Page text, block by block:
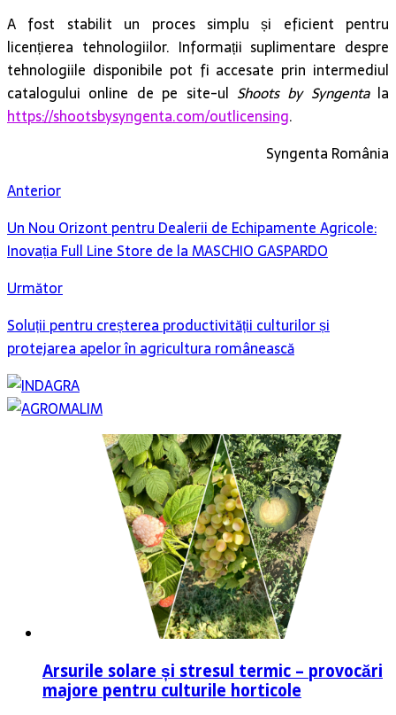
A fost stabilit un proces simplu și eficient pentru
licențierea tehnologiilor. Informații suplimentare despre
tehnologiile disponibile pot fi accesate prin intermediul
catalogului online de pe site-ul Shoots by Syngentala
https://shootsbysyngenta.com/outlicensing.
Syngenta România
Anterior
Un Nou Orizont pentru Dealerii de Echipamente Agricole:
Inovația Full Line Store de la MASCHIO GASPARDO
Următor
Soluții pentru creșterea productivității culturilor și
protejarea apelor în agricultura românească
Arsurile solare și stresul termic – provocări
majore pentru culturile horticole